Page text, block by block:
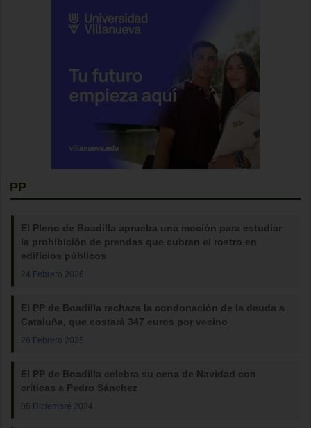
PP
El Pleno de Boadilla aprueba una moción para estudiar
la prohibición de prendas que cubran el rostro en
edificios públicos
24 Febrero 2026
El PP de Boadilla rechaza la condonación de la deuda a
Cataluña, que costará 347 euros por vecino
26 Febrero 2025
El PP de Boadilla celebra su cena de Navidad con
críticas a Pedro Sánchez
06 Diciembre 2024